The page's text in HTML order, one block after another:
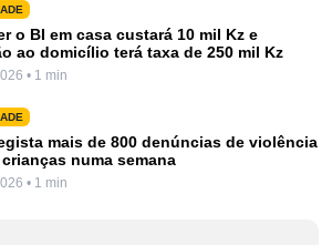
o BI em casa custará 10 mil Kz e
ao domicílio terá taxa de 250 mil Kz
• 1 min
mais de 800 denúncias de violência
numa semana
• 1 min